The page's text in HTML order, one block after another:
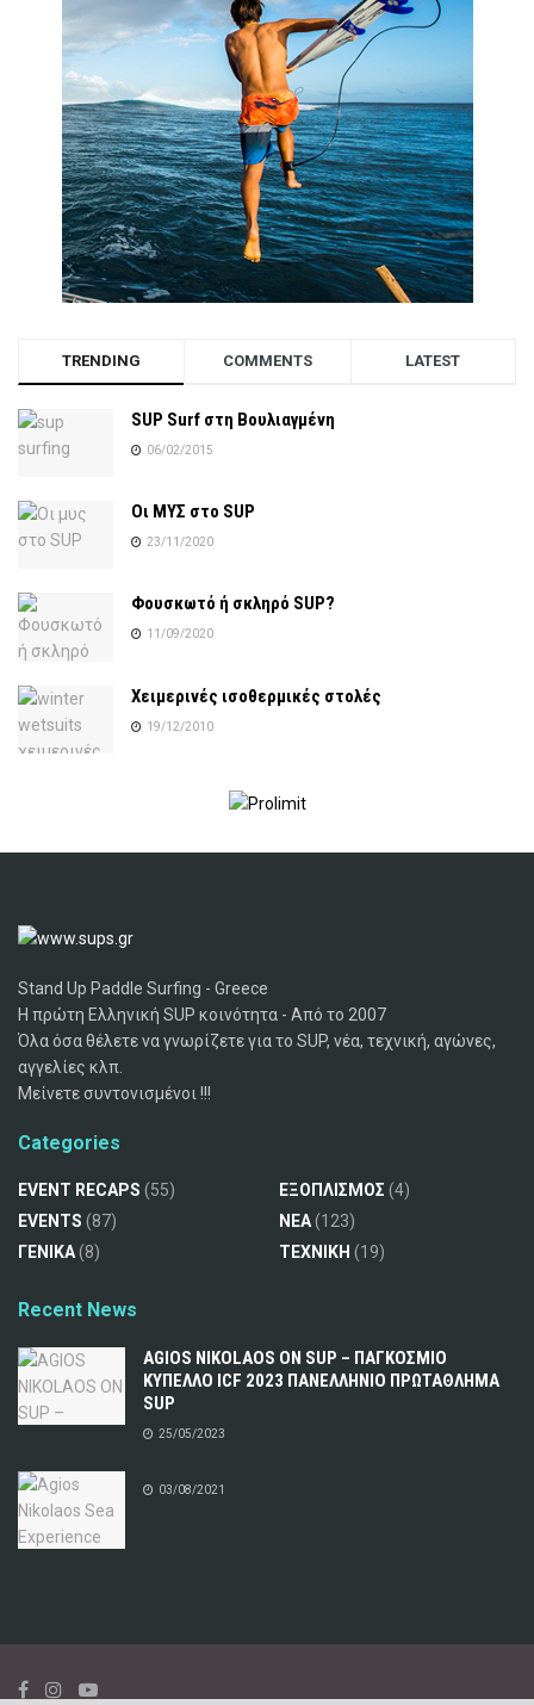
TRENDING COMMENTS LATEST
SUP Surf στη Βουλιαγμένη
06/02/2015
Οι ΜΥΣ στο SUP
23/11/2020
Φουσκωτό ή σκληρό SUP?
11/09/2020
Χειμερινές ισοθερμικές στολές
19/12/2010
Stand Up Paddle Surfing - Greece
Η πρώτη Ελληνική SUP κοινότητα - Από το 2007
Όλα όσα θέλετε να γνωρίζετε για το SUP, νέα, τεχνική, αγώνες,
αγγελίες κλπ.
Μείνετε συντονισμένοι !!!
Categories
EVENT RECAPS (55)
EVENTS (87)
ΓΕΝΙΚΑ(8)
ΕΞΟΠΛΙΣΜΟΣ (4)
ΝΕΑ(123)
ΤΕΧΝΙΚΗ (19)
Recent News
AGIOS NIKOLAOS ON SUP – ΠΑΓΚΟΣΜΙΟ
ΚΥΠΕΛΛΟ ICF 2023 ΠΑΝΕΛΛΗΝΙΟ ΠΡΩΤΑΘΛΗΜΑ
SUP
25/05/2023
03/08/2021